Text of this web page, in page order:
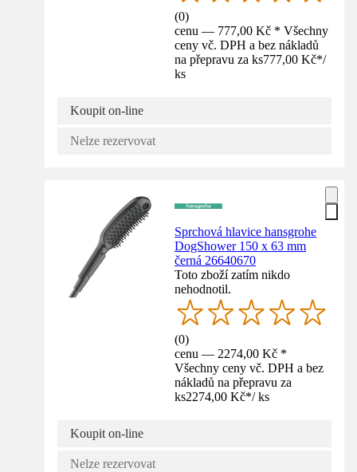
(0)
cenu — 777,00 Kč * Všechny
ceny vč. DPH a bez nákladů
na přepravu za ks777,00 Kč*/
ks
Koupit on-line
Nelze rezervovat
Sprchová hlavice hansgrohe
DogShower 150 x 63 mm
černá 26640670
Toto zboží zatím nikdo
nehodnotil.
(0)
cenu — 2274,00 Kč *
Všechny ceny vč. DPH a bez
nákladů na přepravu za
ks2274,00 Kč*/ ks
Koupit on-line
Nelze rezervovat